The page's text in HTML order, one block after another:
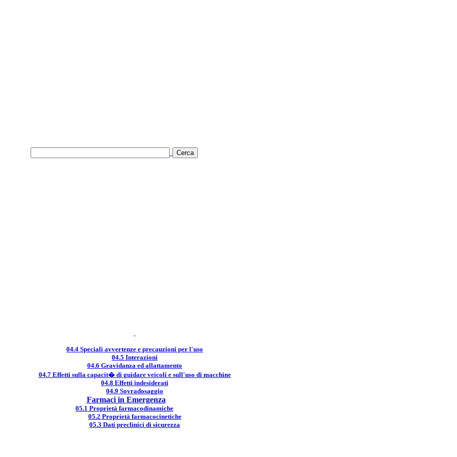
04.4 Speciali avvertenze e precauzioni per l'uso
04.5 Interazioni
04.6 Gravidanza ed allattamento
04.7 Effetti sulla capacit� di guidare veicoli e sull'uso di macchine
04.8 Effetti indesiderati
04.9 Sovradosaggio
Farmaci in Emergenza
05.1 Proprietà farmacodinamiche
05.2 Proprietà farmacocinetiche
05.3 Dati preclinici di sicurezza